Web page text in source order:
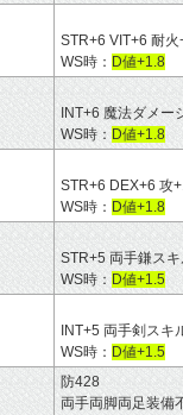
STR+6 VIT+6 耐
WS時： D値+1.8
INT+6 魔法ダメー
WS時： D値+1.8
STR+6 DEX+6 攻
WS時： D値+1.8
STR+5 両手鎌ス
WS時： D値+1.5
INT+5 両手剣ス
WS時： D値+1.5
防428
両手両脚両足装備